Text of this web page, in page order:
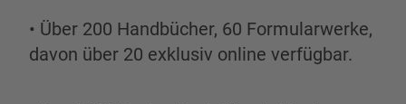
• Über 200 Handbücher, 60 Formularwerke,
davon über 20 exklusiv online verfügbar.